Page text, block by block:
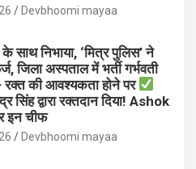
Devbhoomi mayaa
साथ निभाया, ‘मित्र पुलिस’ ने
जिला अस्पताल में भर्ती गर्भवती
रक्त की आवश्यकता होने पर
सिंह द्वारा रक्तदान दिया! Ashok
इन चीफ
Devbhoomi mayaa